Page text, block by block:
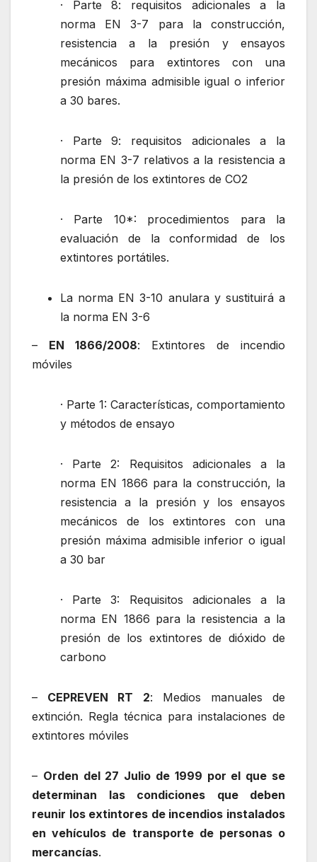
· Parte 8: requisitos adicionales a la
norma EN 3-7 para la construcción,
resistencia a la presión y ensayos
mecánicos para extintores con una
presión máxima admisible igual o inferior
a 30 bares.
· Parte 9: requisitos adicionales a la
norma EN 3-7 relativos a la resistencia a
la presión de los extintores de CO2
· Parte 10*: procedimientos para la
evaluación de la conformidad de los
extintores portátiles.
La norma EN 3-10 anulara y sustituirá a
la norma EN 3-6
– EN 1866/2008: Extintores de incendio
móviles
· Parte 1: Características, comportamiento
y métodos de ensayo
· Parte 2: Requisitos adicionales a la
norma EN 1866 para la construcción, la
resistencia a la presión y los ensayos
mecánicos de los extintores con una
presión máxima admisible inferior o igual
a 30 bar
· Parte 3: Requisitos adicionales a la
norma EN 1866 para la resistencia a la
presión de los extintores de dióxido de
carbono
– CEPREVEN RT 2: Medios manuales de
extinción. Regla técnica para instalaciones de
extintores móviles
– Orden del 27 Julio de 1999 por el que se
determinan las condiciones que deben
reunir los extintores de incendios instalados
en vehículos de transporte de personas o
mercancías.